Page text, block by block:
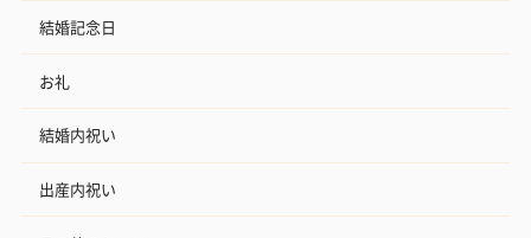
結婚記念日
お礼
結婚内祝い
出産内祝い